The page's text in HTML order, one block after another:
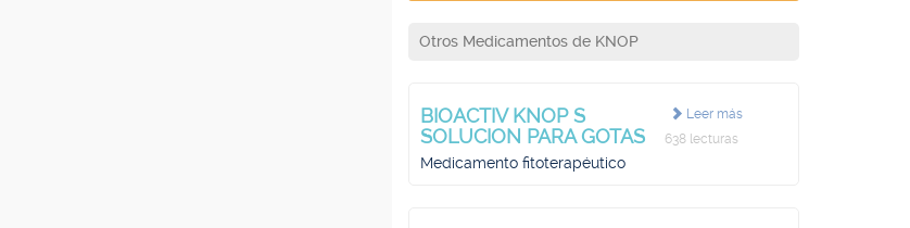
Otros Medicamentos de KNOP
Leer más
BIOACTIV KNOP S
SOLUCION PARA GOTAS
638 lecturas
Medicamento fitoterapéutico